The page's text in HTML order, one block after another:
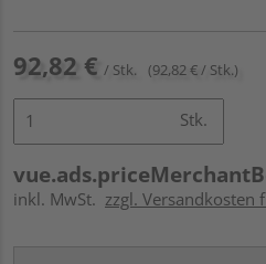
92,82 € / Stk. (92,82 € / Stk.)
Stk.
inkl. MwSt. zzgl. Versandkosten